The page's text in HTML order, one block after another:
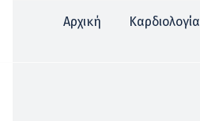
Αρχική Καρδιολογία